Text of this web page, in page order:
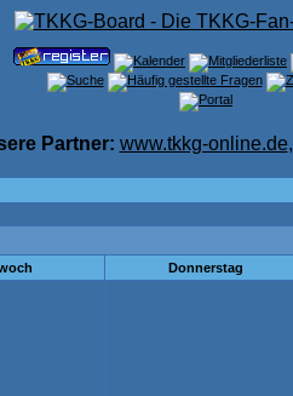
Partner: www.tkkg-online.de,
Donnerstag